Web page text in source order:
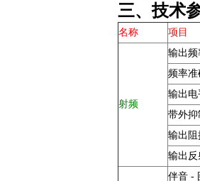
三、技术
名称 项目
射频
输出
频率准
输出电
带外抑
输出阻
输出反
伴音 -